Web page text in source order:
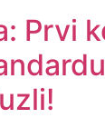
Prvi